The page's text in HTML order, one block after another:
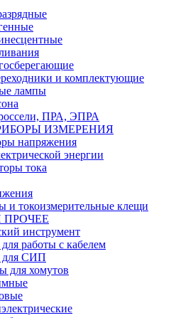
и комплектующие
лампы
ПРА, ЭПРА
ИЗМЕРЕНИЯ
напряжения
энергии
тока
и токоизмерительные клещи
инструмент
работы с кабелем
для СИП
для хомутов